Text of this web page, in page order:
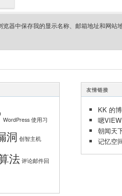
览器中保存我的显示名称、邮箱地址和网站
WordPress 使用习
洞 创智主机
法 评论邮件回
友情链接
KK 的
嗯VIEW
朝闻天
记忆空